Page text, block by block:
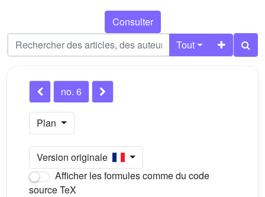
Consulter
Tout
no. 6
Plan
Version originale
Afficher les formules comme du code
source TeX